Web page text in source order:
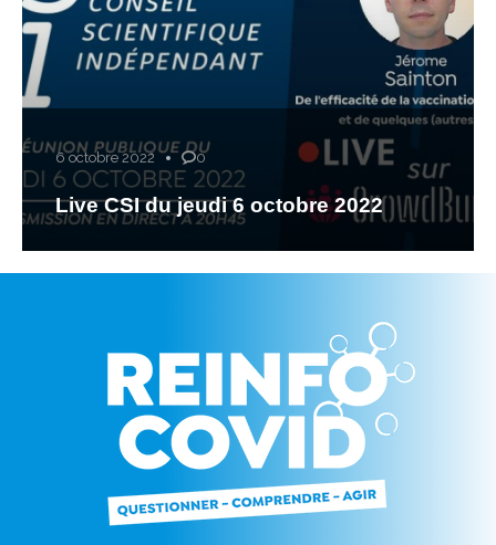
6 octobre 2022 0
Live CSI du jeudi 6 octobre 2022